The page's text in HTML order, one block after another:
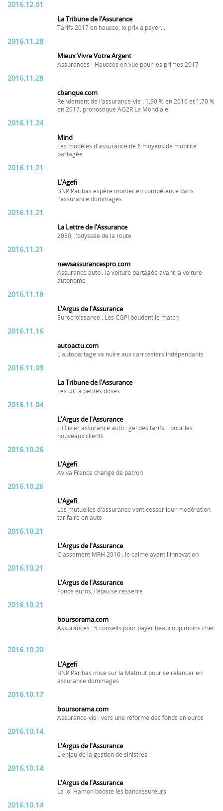
2016.12.01
La Tribune de l'Assurance
Tarifs 2017 en hausse, le prix à payer...
2016.11.28
Mieux Vivre Votre Argent
Assurances - Hausses en vue pour les primes 2017
2016.11.28
cbanque.com
Rendement de l'assurance-vie : 1,90 % en 2016 et 1,70 %
en 2017, pronostique AG2R La Mondiale
2016.11.24
Mind
Les modèles d'assurance de 6 moyens de mobilité
partagée
2016.11.21
L'Agefi
BNP Paribas espère monter en compétence dans
l'assurance dommages
2016.11.21
La Lettre de l'Assurance
2030, l'odyssée de la route
2016.11.21
newsassurancespro.com
Assurance auto : la voiture partagée avant la voiture
autonome
2016.11.18
L'Argus de l'Assurance
Eurocroissance : Les CGPI boudent le match
2016.11.16
autoactu.com
L'autopartage va nuire aux carrossiers indépendants
2016.11.09
La Tribune de l'Assurance
Les UC à petites doses
2016.11.04
L'Argus de l'Assurance
L'Olivier assurance auto : gel des tarifs... pour les
nouveaux clients
2016.10.26
L'Agefi
Aviva France change de patron
2016.10.26
L'Agefi
Les mutuelles d'assurance vont cesser leur modération
tarifaire en auto
2016.10.21
L'Argus de l'Assurance
Classement MRH 2016 : le calme avant l'innovation
2016.10.21
L'Argus de l'Assurance
Fonds euros, l'étau se resserre
2016.10.21
boursorama.com
Assurances : 5 conseils pour payer beaucoup moins cher
!
2016.10.20
L'Agefi
BNP Paribas mise sur la Matmut pour se relancer en
assurance dommages
2016.10.17
boursorama.com
Assurance-vie : vers une réforme des fonds en euros
2016.10.14
L'Argus de l'Assurance
L'enjeu de la gestion de sinistres
2016.10.14
L'Argus de l'Assurance
La loi Hamon booste les bancassureurs
2016.10.14